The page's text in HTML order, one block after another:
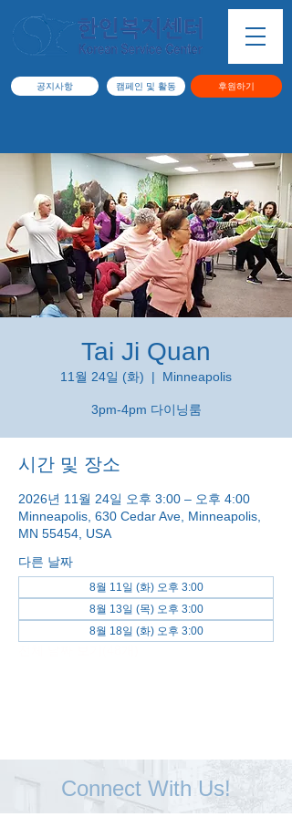
공지사항 캠페인 및 활동 후원하기
Tai Ji Quan
11월 24일 (화)
  |
Minneapolis
3pm-4pm 다이닝룸
시간 및 장소
2026년 11월 24일 오후 3:00 – 오후 4:00
Minneapolis, 630 Cedar Ave, Minneapolis,
MN 55454, USA
다른 날짜
8월 11일 (화) 오후 3:00
8월 13일 (목) 오후 3:00
8월 18일 (화) 오후 3:00
Connect With Us!